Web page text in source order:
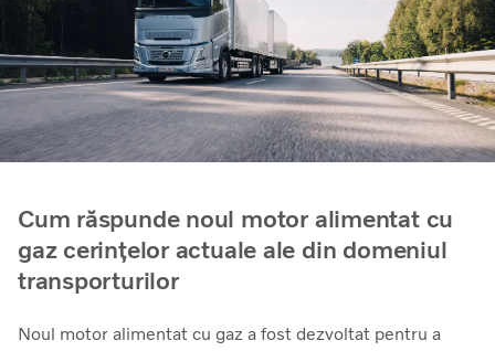
Cum răspunde noul motor alimentat cu
gaz cerințelor actuale ale din domeniul
transporturilor
Noul motor alimentat cu gaz a fost dezvoltat pentru a